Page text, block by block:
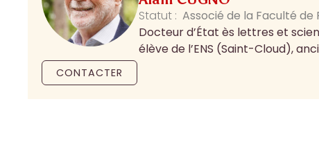
CONTACTER
Statut : Associé de la Faculté de
Docteur d’État ès lettres et
élève de l’ENS (Saint-Cloud),